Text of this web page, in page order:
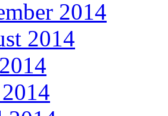
2014
2014